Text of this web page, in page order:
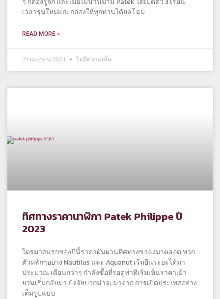
เวลารุ่นใหม่แกะกล่องให้ทุกท่านได้ยลโฉม
READ MORE »
21 เมษายน 2023 ไม่มีความเห็น
ทิศทางราคานาฬิกา Patek Philippe ปี
2023
ไตรมาศแรกของปีนี้ราคาผันผวนทิศทางขาลงมาตลอด พวก
ตัวหลักๆอย่าง Nautilus และ Aquanut เริ่มยืนระยะได้มา
ประมาณ เดือนกว่าๆ กำลังซื้อที่รอดูท่าทีเริ่มเห็นราคาเย้า
ยวนเริ่มกลับมา ปัจจัยบวกน่าจะมาจาก การเปิดประเทศอย่าง
เต็มรูปแบบ